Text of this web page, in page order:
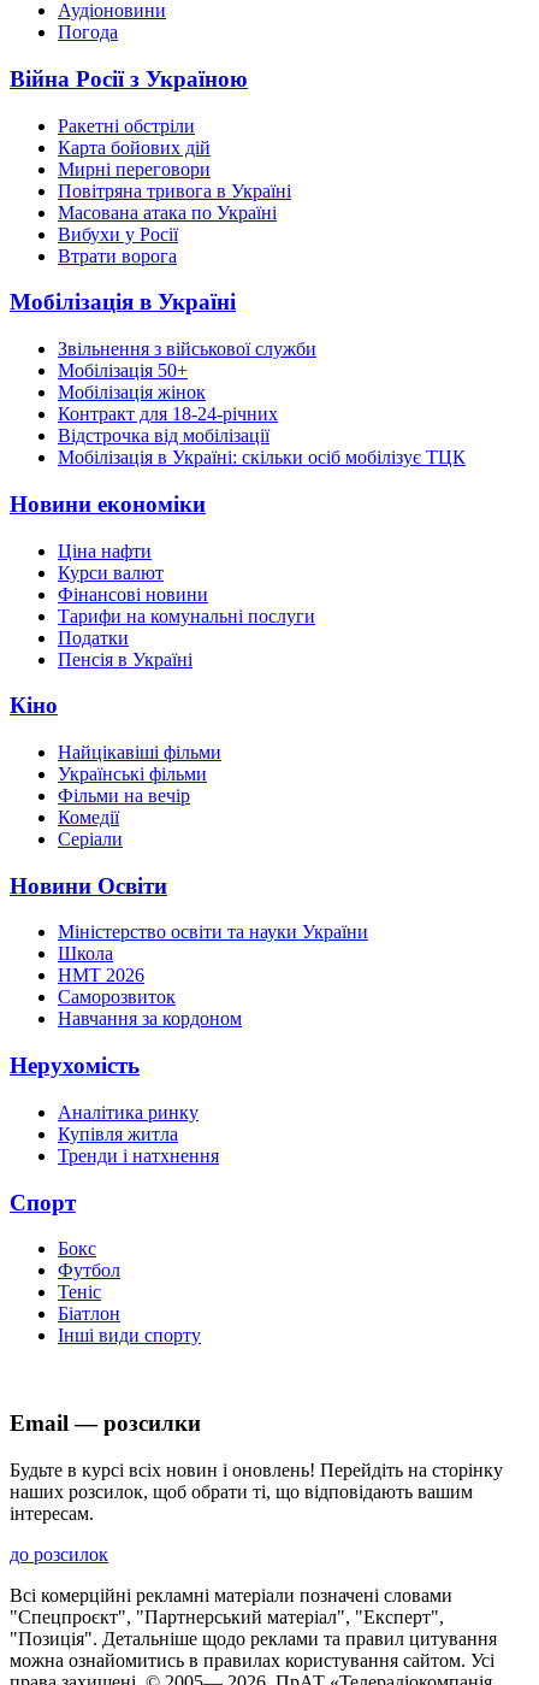
Аудіоновини
Погода
Війна Росії з Україною
Ракетні обстріли
Карта бойових дій
Мирні переговори
Повітряна тривога в Україні
Масована атака по Україні
Вибухи у Росії
Втрати ворога
Мобілізація в Україні
Звільнення з військової служби
Мобілізація 50+
Мобілізація жінок
Контракт для 18-24-річних
Відстрочка від мобілізації
Мобілізація в Україні: скільки осіб мобілізує ТЦК
Новини економіки
Ціна нафти
Курси валют
Фінансові новини
Тарифи на комунальні послуги
Податки
Пенсія в Україні
Кіно
Найцікавіші фільми
Українські фільми
Фільми на вечір
Комедії
Серіали
Новини Освіти
Міністерство освіти та науки України
Школа
НМТ 2026
Саморозвиток
Навчання за кордоном
Нерухомість
Аналітика ринку
Купівля житла
Тренди і натхнення
Спорт
Бокс
Футбол
Теніс
Біатлон
Інші види спорту
Email — розсилки
Будьте в курсі всіх новин і оновлень! Перейдіть на сторінку
наших розсилок, щоб обрати ті, що відповідають вашим
інтересам.
до розсилок
Всі комерційні рекламні матеріали позначені словами
"Спецпроєкт", "Партнерський матеріал", "Експерт",
"Позиція". Детальніше щодо реклами та правил цитування
можна ознайомитись в правилах користування сайтом. Усі